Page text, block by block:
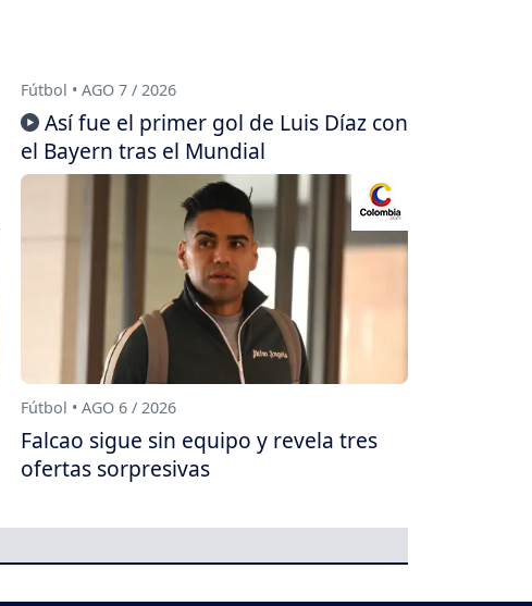
Fútbol • AGO 7 / 2026
Así fue el primer gol de Luis Díaz con
el Bayern tras el Mundial
Fútbol • AGO 6 / 2026
Falcao sigue sin equipo y revela tres
ofertas sorpresivas